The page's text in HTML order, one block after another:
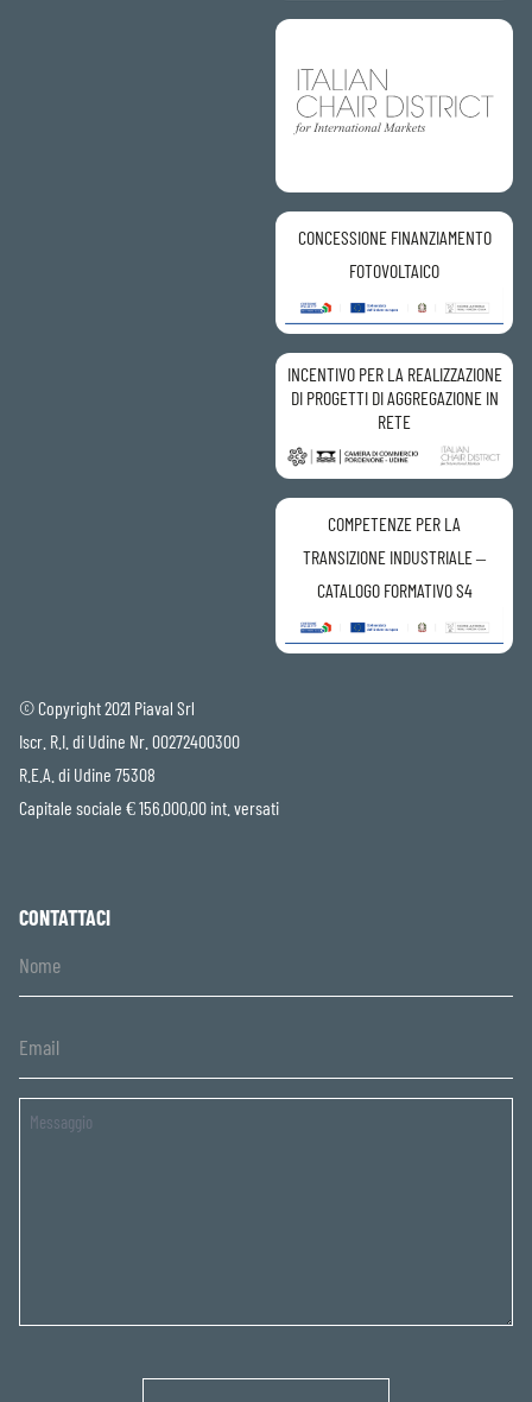
CONCESSIONE FINANZIAMENTO
FOTOVOLTAICO
INCENTIVO PER LA REALIZZAZIONE
DI PROGETTI DI AGGREGAZIONE IN
RETE
COMPETENZE PER LA
TRANSIZIONE INDUSTRIALE –
CATALOGO FORMATIVO S4
© Copyright 2021 Piaval Srl
Iscr. R.I. di Udine Nr. 00272400300
R.E.A. di Udine 75308
Capitale sociale € 156.000,00 int. versati
CONTATTACI
Untitled